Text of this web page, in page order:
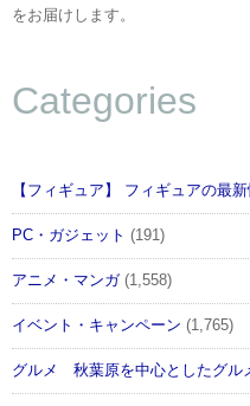
をお届けします。
Categories
【フィギュア】 フィギュアの最
PC・ガジェット (191)
アニメ・マンガ(1,558)
イベント・キャンペーン (1,765)
グルメ 秋葉原を中心としたグル